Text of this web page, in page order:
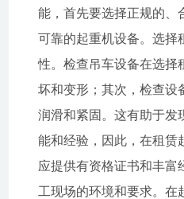
能，首先要选择正规的、
可靠的起重机设备。选择
性。检查吊车设备在选择
坏和变形；其次，检查设
润滑和紧固。这有助于发
能和经验，因此，在租赁
应提供有资格证书和丰富
工现场的环境和要求。在